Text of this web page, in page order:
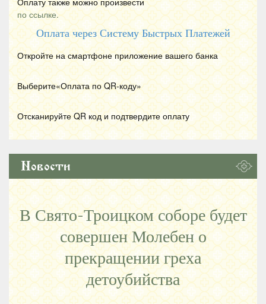
по ссылке.
Оплата через Систему Быстрых Платежей
Откройте на смартфоне приложение вашего банка
Выберите«Оплата по QR-коду»
Отсканируйте QR код и подтвердите оплату
Новости
В Свято-Троицком соборе будет
совершен Молебен о
прекращении греха
детоубийства